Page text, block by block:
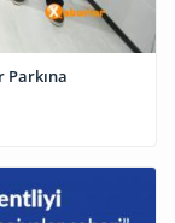
Parkına